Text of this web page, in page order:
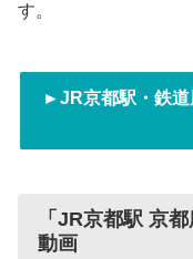
す。
►JR京都駅・鉄道
「JR京都駅 京
動画